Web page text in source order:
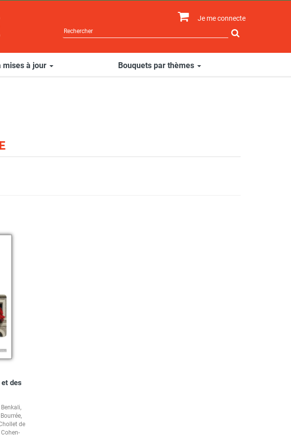
Je me connecte
mises à jour Bouquets par thèmes
des
Benkali,
,
de